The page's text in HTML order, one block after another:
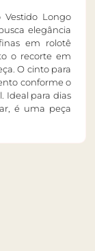
Longo
elegância
em rolotê
o recorte em
O cinto para
conforme o
Ideal para dias
é uma peça